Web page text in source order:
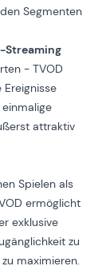
Segmenten
Streaming
- TVOD
attraktiv
Spielen als
ermöglicht
exklusive
zu
maximieren.